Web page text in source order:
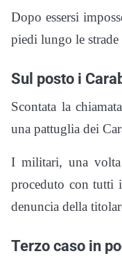
Dopo essersi
piedi lungo le
Sul posto i
Scontata la
una pattuglia dei
I militari, una
proceduto con tutti
denuncia della
Terzo caso in